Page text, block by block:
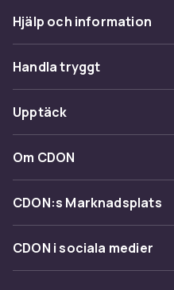
Hjälp och information
Vanliga frågor
Spåra paket
Ångra & Returnera här
Kundservice
Handla tryggt
Betalning
Leverans
Återkallelser
Upptäck
Kategorier
Varumärken
Shopit.se
Om CDON
Om oss
Kundrecensioner
CDON:s Marknadsplats
Sälj på CDON
Bli affiliate
CDON i sociala medier